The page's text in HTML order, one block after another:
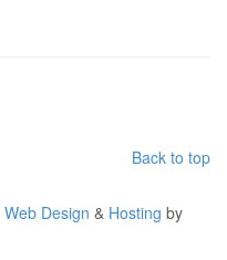
Back to top
Web Design & Hosting by